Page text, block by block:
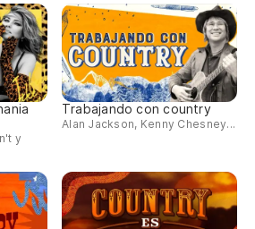
y
Trabajando con country
Alan Jackson, Kenny Chesney...